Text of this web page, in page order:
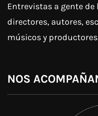
Entrevistas a gente
directores, autores,
músicos y
NOS